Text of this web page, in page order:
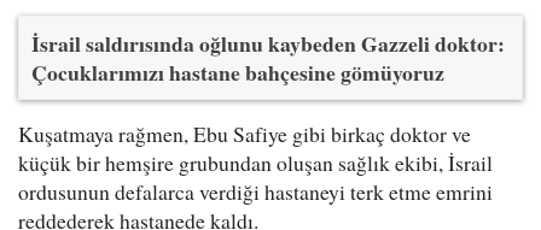
İsrail saldırısında oğlunu kaybeden Gazzeli doktor:
Çocuklarımızı hastane bahçesine gömüyoruz
Kuşatmaya rağmen, Ebu Safiye gibi birkaç doktor ve
küçük bir hemşire grubundan oluşan sağlık ekibi, İsrail
ordusunun defalarca verdiği hastaneyi terk etme emrini
reddederek hastanede kaldı.